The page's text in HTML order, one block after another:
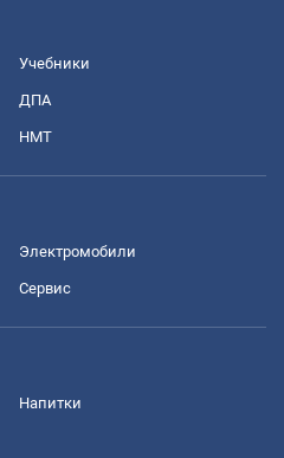
Учебники
ДПА
НМТ
Электромобили
Сервис
Напитки